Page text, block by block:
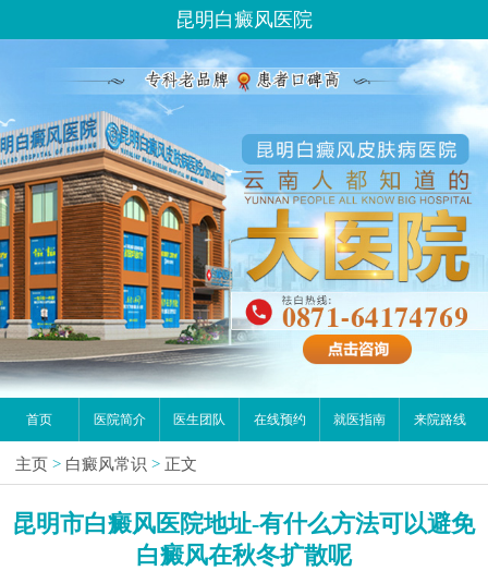
昆明白癜风医院
首页 医院简介 医生团队 在线预约 就医指南 来院路线
主页 > 白癜风常识 > 正文
昆明市白癜风医院地址-有什么方法可以避免
白癜风在秋冬扩散呢